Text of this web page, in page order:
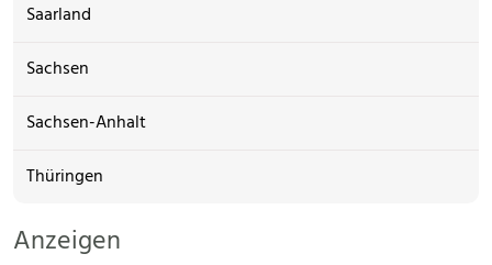
Saarland
Sachsen
Sachsen-Anhalt
Thüringen
Anzeigen